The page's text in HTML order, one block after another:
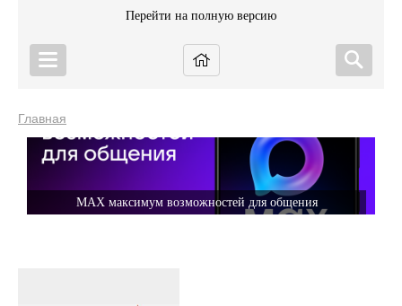
Перейти на полную версию
Главная
МАХ максимум возможностей для общения